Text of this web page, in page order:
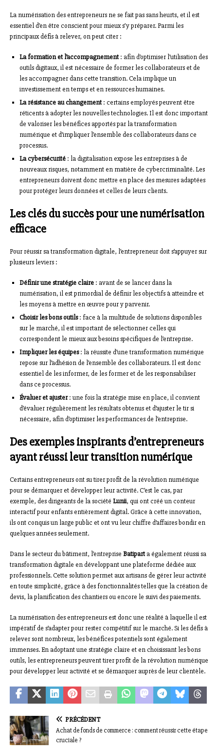
La numérisation des entrepreneurs ne se fait pas sans heurts, et il est
essentiel d’en être conscient pour mieux s’y préparer. Parmi les
principaux défis à relever, on peut citer :
La formation et l’accompagnement : afin d’optimiser l’utilisation des
outils digitaux, il est nécessaire de former les collaborateurs et de
les accompagner dans cette transition. Cela implique un
investissement en temps et en ressources humaines.
La résistance au changement : certains employés peuvent être
réticents à adopter les nouvelles technologies. Il est donc important
de valoriser les bénéfices apportés par la transformation
numérique et d’impliquer l’ensemble des collaborateurs dans ce
processus.
La cybersécurité : la digitalisation expose les entreprises à de
nouveaux risques, notamment en matière de cybercriminalité. Les
entrepreneurs doivent donc mettre en place des mesures adaptées
pour protéger leurs données et celles de leurs clients.
Les clés du succès pour une numérisation
efficace
Pour réussir sa transformation digitale, l’entrepreneur doit s’appuyer sur
plusieurs leviers :
Définir une stratégie claire : avant de se lancer dans la
numérisation, il est primordial de définir les objectifs à atteindre et
les moyens à mettre en œuvre pour y parvenir.
Choisir les bons outils: face à la multitude de solutions disponibles
sur le marché, il est important de sélectionner celles qui
correspondent le mieux aux besoins spécifiques de l’entreprise.
Impliquer les équipes: la réussite d’une transformation numérique
repose sur l’adhésion de l’ensemble des collaborateurs. Il est donc
essentiel de les informer, de les former et de les responsabiliser
dans ce processus.
Évaluer et ajuster: une fois la stratégie mise en place, il convient
d’évaluer régulièrement les résultats obtenus et d’ajuster le tir si
nécessaire, afin d’optimiser les performances de l’entreprise.
Des exemples inspirants d’entrepreneurs
ayant réussi leur transition numérique
Certains entrepreneurs ont su tirer profit de la révolution numérique
pour se démarquer et développer leur activité. C’est le cas, par
exemple, des dirigeants de la société Lunii, qui ont créé un conteur
interactif pour enfants entièrement digital. Grâce à cette innovation,
ils ont conquis un large public et ont vu leur chiffre d’affaires bondir en
quelques années seulement.
Dans le secteur du bâtiment, l’entreprise Batiparta également réussi sa
transformation digitale en développant une plateforme dédiée aux
professionnels. Cette solution permet aux artisans de gérer leur activité
en toute simplicité, grâce à des fonctionnalités telles que la création de
devis, la planification des chantiers ou encore le suivi des paiements.
La numérisation des entrepreneurs est donc une réalité à laquelle il est
impératif de s’adapter pour rester compétitif sur le marché. Si les défis à
relever sont nombreux, les bénéfices potentiels sont également
immenses. En adoptant une stratégie claire et en choisissant les bons
outils, les entrepreneurs peuvent tirer profit de la révolution numérique
pour développer leur activité et se démarquer auprès de leur clientèle.
PRÉCÉDENT
Achat de fonds de commerce : comment réussir cette étape
cruciale ?